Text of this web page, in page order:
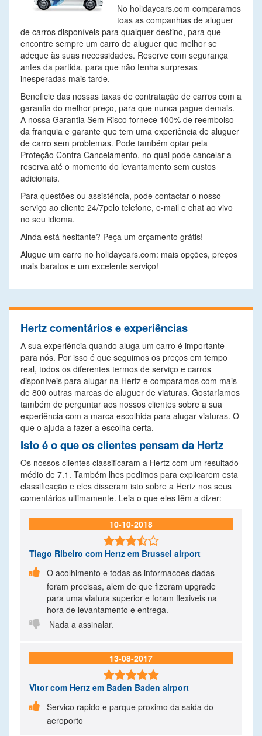
No holidaycars.com comparamos
toas as companhias de aluguer
de carros disponíveis para qualquer destino, para que
encontre sempre um carro de aluguer que melhor se
adeque às suas necessidades. Reserve com segurança
antes da partida, para que não tenha surpresas
inesperadas mais tarde.
Beneficie das nossas taxas de contratação de carros com a
garantia do melhor preço, para que nunca pague demais.
A nossa Garantia Sem Risco fornece 100% de reembolso
da franquia e garante que tem uma experiência de aluguer
de carro sem problemas. Pode também optar pela
Proteção Contra Cancelamento, no qual pode cancelar a
reserva até o momento do levantamento sem custos
adicionais.
Para questões ou assistência, pode contactar o nosso
serviço ao cliente 24/7pelo telefone, e-mail e chat ao vivo
no seu idioma.
Ainda está hesitante? Peça um orçamento grátis!
Alugue um carro no holidaycars.com: mais opções, preços
mais baratos e um excelente serviço!
Hertz comentários e experiências
A sua experiência quando aluga um carro é importante
para nós. Por isso é que seguimos os preços em tempo
real, todos os diferentes termos de serviço e carros
disponíveis para alugar na Hertz e comparamos com mais
de 800 outras marcas de aluguer de viaturas. Gostaríamos
também de perguntar aos nossos clientes sobre a sua
experiência com a marca escolhida para alugar viaturas. O
que o ajuda a fazer a escolha certa.
Isto é o que os clientes pensam da Hertz
Os nossos clientes classificaram a Hertz com um resultado
médio de 7.1. Também lhes pedimos para explicarem esta
classificação e eles disseram isto sobre a Hertz nos seus
comentários ultimamente. Leia o que eles têm a dizer:
10-10-2018

Tiago Ribeiro com Hertz em Brussel airport
 O acolhimento e todas as informacoes dadas
foram precisas, alem de que fizeram upgrade
para uma viatura superior e foram flexiveis na
hora de levantamento e entrega.

Nada a assinalar.
13-08-2017

Vitorcom Hertz em Baden Baden airport
 Servico rapido e parque proximo da saida do
aeroporto